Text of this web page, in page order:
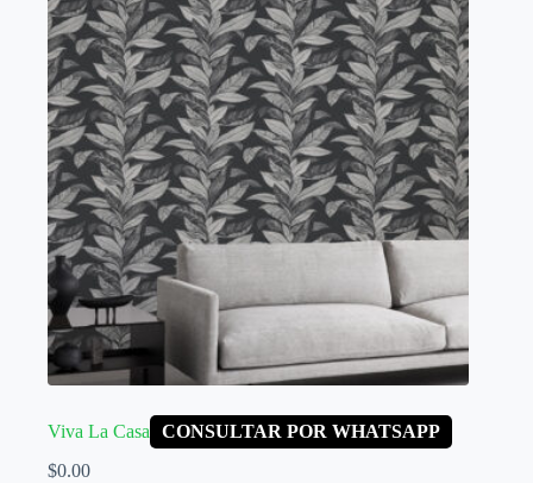
Viva La Casa CONSULTAR POR WHATSAPP
$0.00